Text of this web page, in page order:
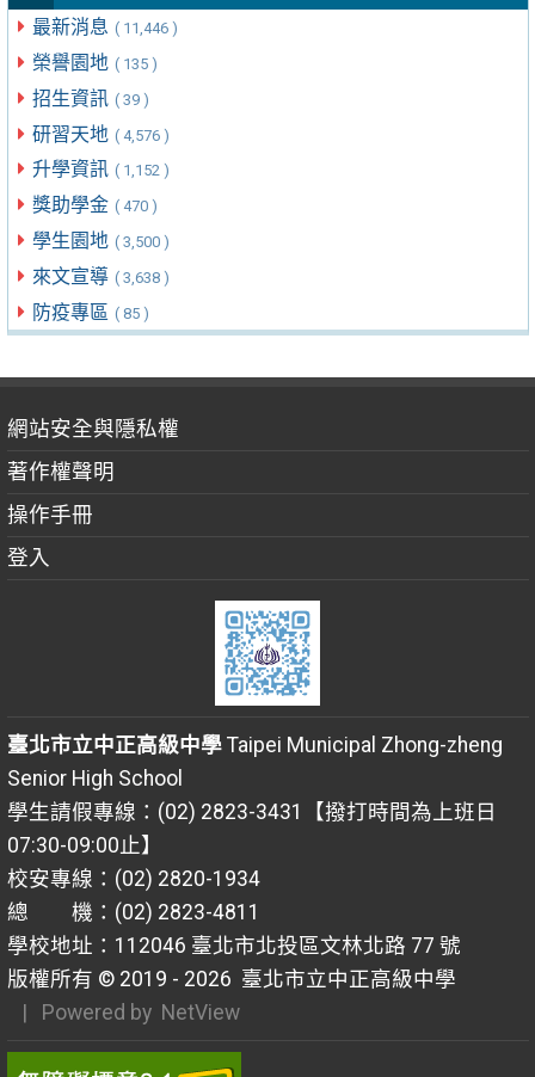
最新消息 ( 11,446 )
榮譽園地 ( 135 )
招生資訊 ( 39 )
研習天地 ( 4,576 )
升學資訊 ( 1,152 )
獎助學金 ( 470 )
學生園地 ( 3,500 )
來文宣導 ( 3,638 )
防疫專區 ( 85 )
網站安全與隱私權
著作權聲明
操作手冊
登入
臺北市立中正高級中學Taipei Municipal Zhong-zheng
Senior High School
學生請假專線：(02) 2823-3431【撥打時間為上班日
07:30-09:00止】
校安專線：(02) 2820-1934
總 機：(02) 2823-4811
學校地址：112046 臺北市北投區文林北路 77 號
版權所有 © 2019 - 2026 臺北市立中正高級中學
| Powered by NetView